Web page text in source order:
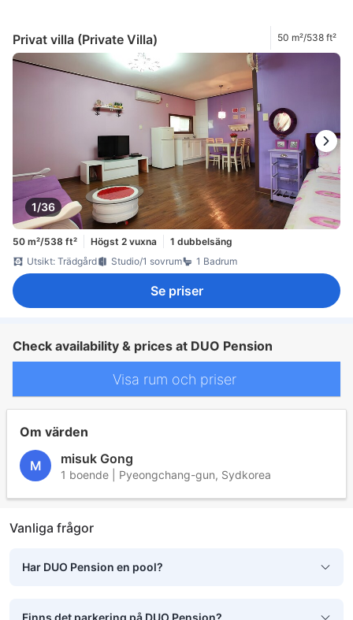
Privat villa (Private Villa) 50 m²/538 ft²
1/36
50 m²/538 ft² Högst 2 vuxna
1 dubbelsäng
Utsikt: Trädgård
Studio/1 sovrum 1 Badrum
Se priser
Check availability & prices at DUO Pension
Visa rum och priser
Om värden
M misuk Gong
1 boende | Pyeongchang-gun, Sydkorea
Vanliga frågor
Har DUO Pension en pool?
Finns det parkering på DUO Pension?